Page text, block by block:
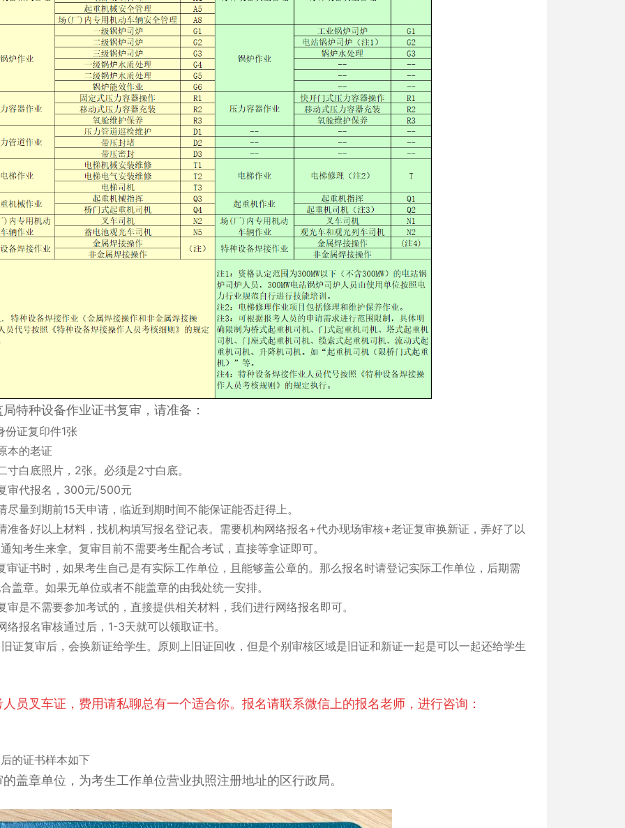
局特种设备作业证书复审，请准备：
份证复印件1张
本的老证
寸白底照片，2张。必须是2寸白底。
审代报名，300元/500元
尽量到期前15天申请，临近到期时间不能保证能否赶得上。
准备好以上材料，找机构填写报名登记表。需要机构网络报名+代办现场审核+老证复审换新证，弄好了以
知考生来拿。复审目前不需要考生配合考试，直接等拿证即可。
审证书时，如果考生自己是有实际工作单位，且能够盖公章的。那么报名时请登记实际工作单位，后期需
盖章。如果无单位或者不能盖章的由我处统一安排。
审是不需要参加考试的，直接提供相关材料，我们进行网络报名即可。
络报名审核通过后，1-3天就可以领取证书。
证复审后，会换新证给学生。原则上旧证回收，但是个别审核区域是旧证和新证一起是可以一起还给学生
人员叉车证，费用请私聊总有一个适合你。报名请联系微信上的报名老师，进行咨询：
的证书样本如下
的盖章单位，为考生工作单位营业执照注册地址的区行政局。